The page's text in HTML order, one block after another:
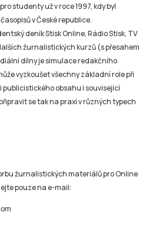
studenty už v roce 1997, kdy byl
v České republice.
deník Stisk Online, Rádio Stisk, TV
žurnalistických kurzů (s přesahem
dílny je simulace redakčního
vyzkoušet všechny základní role při
obsahu i související
se tak na praxi v různých typech
žurnalistických materiálů pro Online
pouze na e-mail: